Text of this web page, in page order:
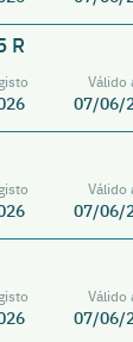
R
Válido
07/06/
Válido
07/06/
Válido
07/06/